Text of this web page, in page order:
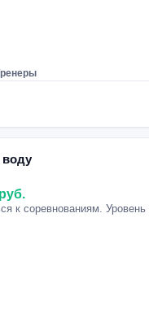
к соревнованиям.